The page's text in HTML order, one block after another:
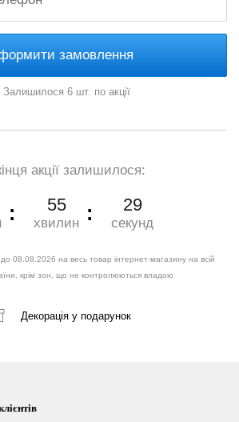
замовлення
Залишилося 6 шт. по акції
акції залишилося:
55
хвилин
28
секунд
08.08.2026 на весь товар інтернет-магазину на всій
крім зон, що не контролюються владою
Декорація у подарунок